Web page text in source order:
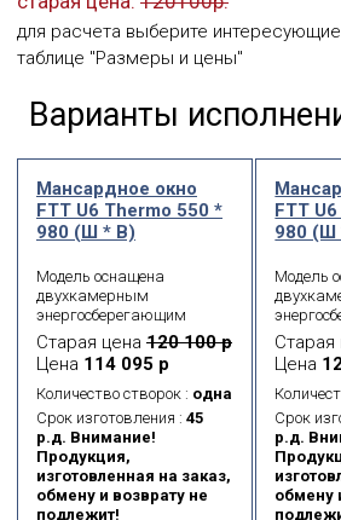
для расчета выберите
таблице "Размеры и цены"
Варианты
Мансардное окно
FTT U6 Thermo 550 *
980 (Ш * В)
Модель оснащена
двухкамерным
энергосберегающим
морозостойким
стеклопакетом. Данная
модель имеет 5 контуров
уплотнения, что
обеспечивает
максимальную
герметичность
примыкания створки к
коробке окна. Также
доступно в модификации
Старая цена 120 100 р
Цена 114 095 р
Количество створок : одна
Срок изготовления : 45
р.д. Внимание!
Продукция,
изготовленная на заказ,
обмену и возврату не
подлежит!
FTT
980 (Ш
Модель
модель
коробке
Цена
Срок
р.д.
обмену